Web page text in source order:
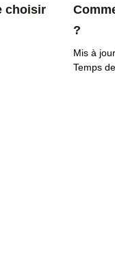
choisir
?
Mis à
Temps